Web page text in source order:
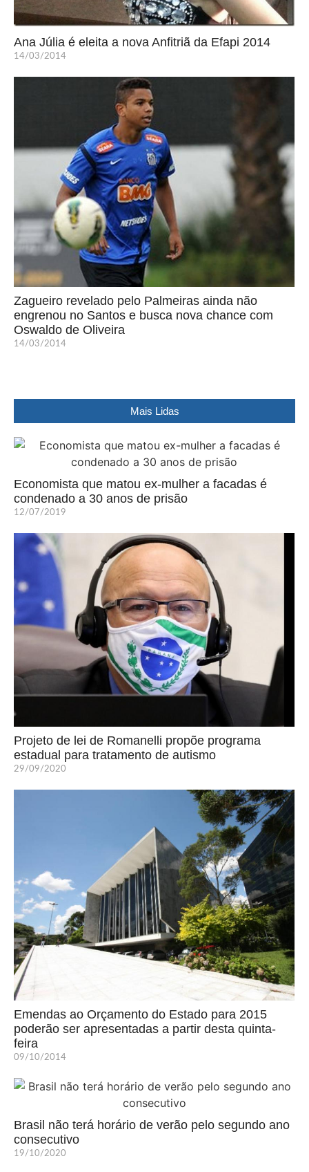
Ana Júlia é eleita a nova Anfitriã da Efapi 2014
14/03/2014
Zagueiro revelado pelo Palmeiras ainda não
engrenou no Santos e busca nova chance com
Oswaldo de Oliveira
14/03/2014
Mais Lidas
Economista que matou ex-mulher a facadas é
condenado a 30 anos de prisão
12/07/2019
Projeto de lei de Romanelli propõe programa
estadual para tratamento de autismo
29/09/2020
Emendas ao Orçamento do Estado para 2015
poderão ser apresentadas a partir desta quinta-
feira
09/10/2014
Brasil não terá horário de verão pelo segundo ano
consecutivo
19/10/2020